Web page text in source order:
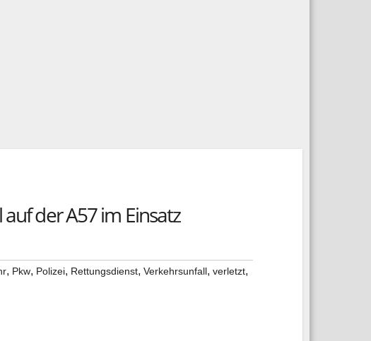
der A57 im Einsatz
, Pkw, Polizei, Rettungsdienst, Verkehrsunfall, verletzt,